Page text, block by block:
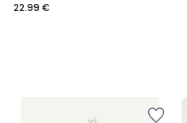
22.99 €